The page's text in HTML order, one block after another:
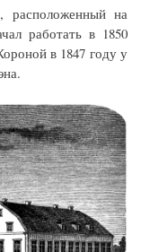
расположенный на
работать в 1850
в 1847 году у